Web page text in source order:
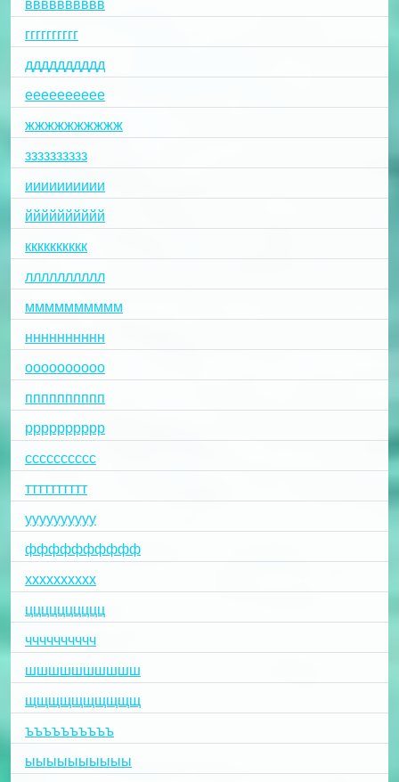
вввввввввв
гггггггггг
дддддддддд
ееееееееее
жжжжжжжжжж
зззззззззз
ииииииииии
йййййййййй
кккккккккк
лллллллллл
мммммммммм
нннннннннн
оооооооооо
пппппппппп
рррррррррр
сссссссссс
тттттттттт
уууууууууу
фффффффффф
хххххххххх
цццццццццц
чччччччччч
шшшшшшшшшш
щщщщщщщщщщ
ъъъъъъъъъъ
ыыыыыыыыыы